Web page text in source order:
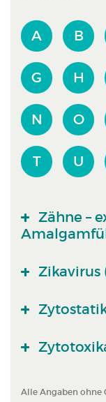
A B
G H
N O
T U
Zähne –
Zikavirus
Alle Angaben ohne